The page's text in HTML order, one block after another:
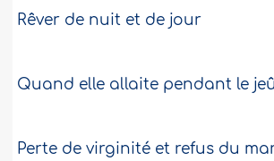
Rêver de nuit et de jour
Quand elle allaite pendant le
Perte de virginité et refus du